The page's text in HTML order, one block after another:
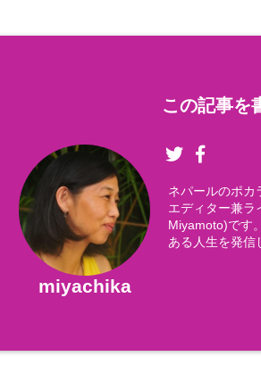
この記事を
miyachika
ネパールのポカ
エディター兼ラ
Miyamoto)です
ある人生を発信